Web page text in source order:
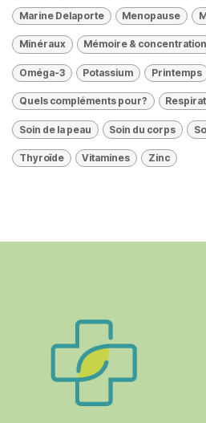
Marine Delaporte Menopause
Minéraux Mémoire & concentration
Oméga-3 Potassium Printemps
Quels compléments pour?
Soin de la peau Soin du corps
Thyroïde Vitamines Zinc